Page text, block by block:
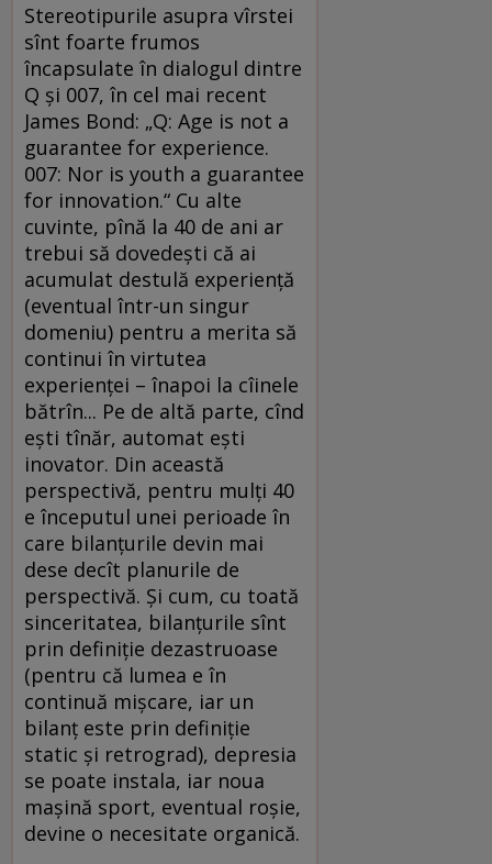
Stereotipurile asupra vîrstei
sînt foarte frumos
încapsulate în dialogul dintre
Q şi 007, în cel mai recent
James Bond: „Q: Age is not a
guarantee for experience.
007: Nor is youth a guarantee
for innovation.“ Cu alte
cuvinte, pînă la 40 de ani ar
trebui să dovedeşti că ai
acumulat destulă experienţă
(eventual într-un singur
domeniu) pentru a merita să
continui în virtutea
experienţei – înapoi la cîinele
bătrîn... Pe de altă parte, cînd
eşti tînăr, automat eşti
inovator. Din această
perspectivă, pentru mulţi 40
e începutul unei perioade în
care bilanţurile devin mai
dese decît planurile de
perspectivă. Şi cum, cu toată
sinceritatea, bilanţurile sînt
prin definiţie dezastruoase
(pentru că lumea e în
continuă mişcare, iar un
bilanţ este prin definiţie
static şi retrograd), depresia
se poate instala, iar noua
maşină sport, eventual roşie,
devine o necesitate organică.